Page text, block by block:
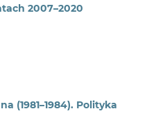
2007–2020
(1981–1984). Polityka